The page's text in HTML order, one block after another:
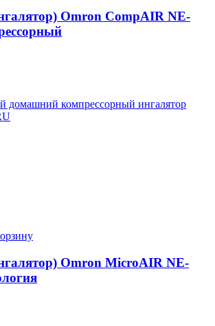
Omron CompAIR NE-
домашний компрессорный ингалятор
Omron MicroAIR NE-